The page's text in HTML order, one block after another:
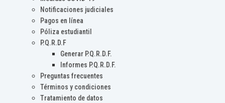
Notificaciones judiciales
Pagos en línea
Póliza estudiantil
P.Q.R.D.F
Generar P.Q.R.D.F.
Informes P.Q.R.D.F.
Preguntas frecuentes
Términos y condiciones
Tratamiento de datos